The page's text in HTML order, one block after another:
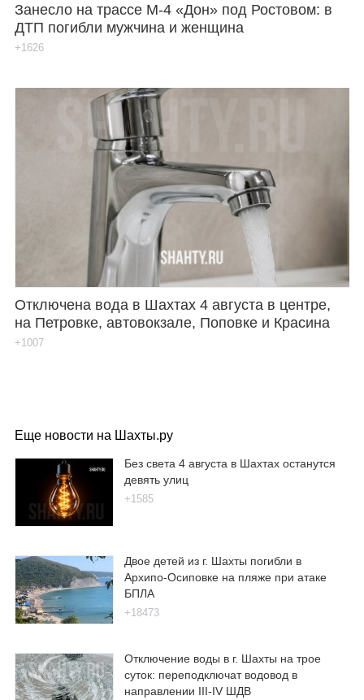
Занесло на трассе М-4 «Дон» под Ростовом: в
ДТП погибли мужчина и женщина
+1626
Отключена вода в Шахтах 4 августа в центре,
на Петровке, автовокзале, Поповке и Красина
+1007
Еще новости на Шахты.ру
Без света 4 августа в Шахтах останутся
девять улиц
+1585
Двое детей из г. Шахты погибли в
Архипо-Осиповке на пляже при атаке
БПЛА
+18473
Отключение воды в г. Шахты на трое
суток: переподключат водовод в
направлении III-IV ШДВ